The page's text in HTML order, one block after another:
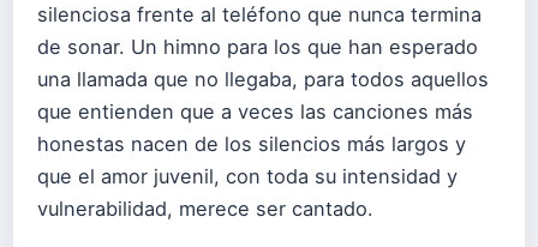
silenciosa frente al teléfono que nunca termina
de sonar. Un himno para los que han esperado
una llamada que no llegaba, para todos aquellos
que entienden que a veces las canciones más
honestas nacen de los silencios más largos y
que el amor juvenil, con toda su intensidad y
vulnerabilidad, merece ser cantado.